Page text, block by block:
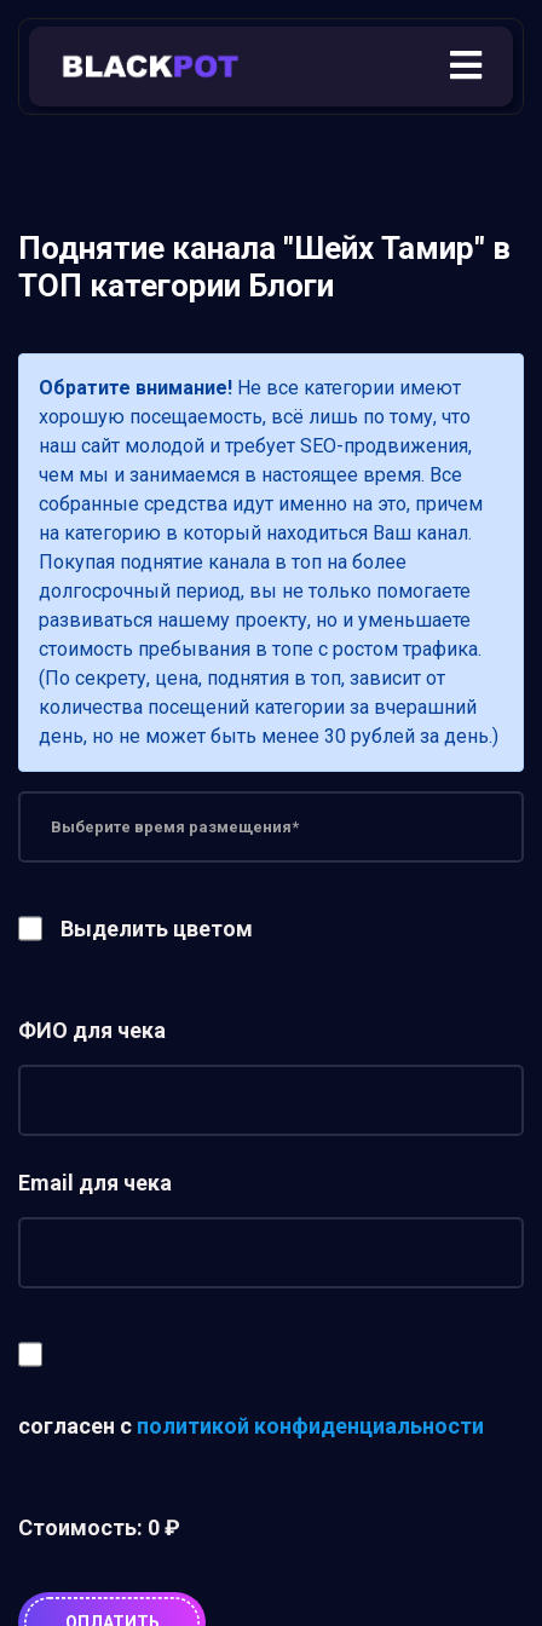
Поднятие канала "Шейх Тамир" в
ТОП категории Блоги
Обратите внимание! Не все категории имеют
хорошую посещаемость, всё лишь по тому, что
наш сайт молодой и требует SEO-продвижения,
чем мы и занимаемся в настоящее время. Все
собранные средства идут именно на это, причем
на категорию в который находиться Ваш канал.
Покупая поднятие канала в топ на более
долгосрочный период, вы не только помогаете
развиваться нашему проекту, но и уменьшаете
стоимость пребывания в топе с ростом трафика.
(По секрету, цена, поднятия в топ, зависит от
количества посещений категории за вчерашний
день, но не может быть менее 30 рублей за день.)
Выделить цветом
ФИО для чека
Email для чека
согласен с политикой конфиденциальности
Стоимость: 0 ₽